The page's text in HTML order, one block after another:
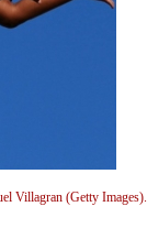
Villagran (Getty Images).